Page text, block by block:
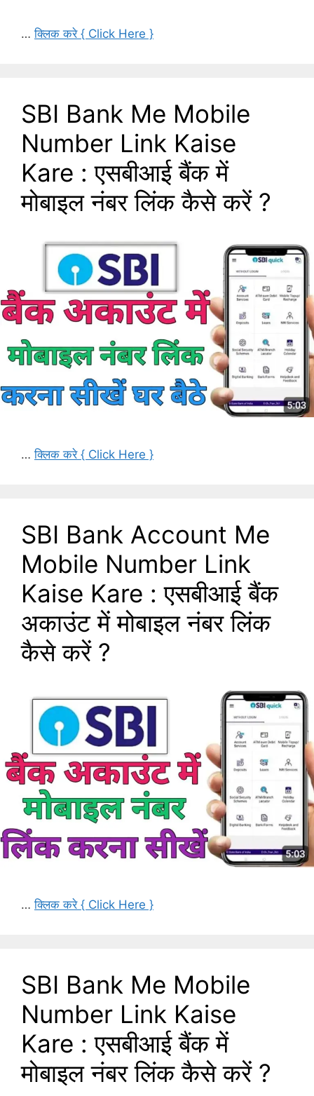
…क्लिक करे { Click Here }
SBI Bank Me Mobile
Number Link Kaise
Kare : एसबीआई बैंक में
मोबाइल नंबर लिंक कैसे करें ?
…क्लिक करे { Click Here }
SBI Bank Account Me
Mobile Number Link
Kaise Kare : एसबीआई बैंक
अकाउंट में मोबाइल नंबर लिंक
कैसे करें ?
…क्लिक करे { Click Here }
SBI Bank Me Mobile
Number Link Kaise
Kare : एसबीआई बैंक में
मोबाइल नंबर लिंक कैसे करें ?